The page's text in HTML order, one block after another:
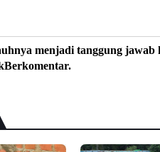
menjadi tanggung